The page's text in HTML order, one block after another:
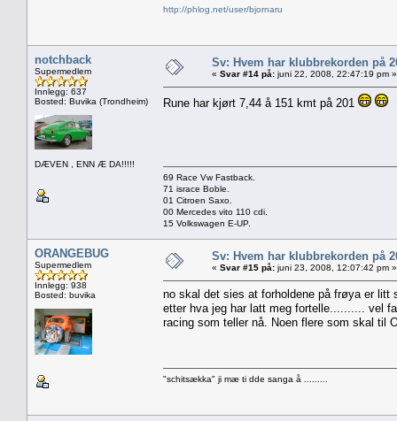
http://phlog.net/user/bjornaru
notchback
Supermedlem
Innlegg: 637
Bosted: Buvika (Trondheim)
DÆVEN , ENN Æ DA!!!!!
Sv: Hvem har klubbrekorden på
« Svar #14 på: juni 22, 2008, 22:47:19 pm »
Rune har kjørt 7,44 å 151 kmt på 201
69 Race Vw Fastback.
71 israce Boble.
01 Citroen Saxo.
00 Mercedes vito 110 cdi.
15 Volkswagen E-UP.
ORANGEBUG
Supermedlem
Innlegg: 938
Bosted: buvika
Sv: Hvem har klubbrekorden på
« Svar #15 på: juni 23, 2008, 12:07:42 pm »
no skal det sies at forholdene på frøya er litt
etter hva jeg har latt meg fortelle.......... vel
racing som teller nå. Noen flere som skal til
"schitsækka" ji mæ ti dde sanga å .........